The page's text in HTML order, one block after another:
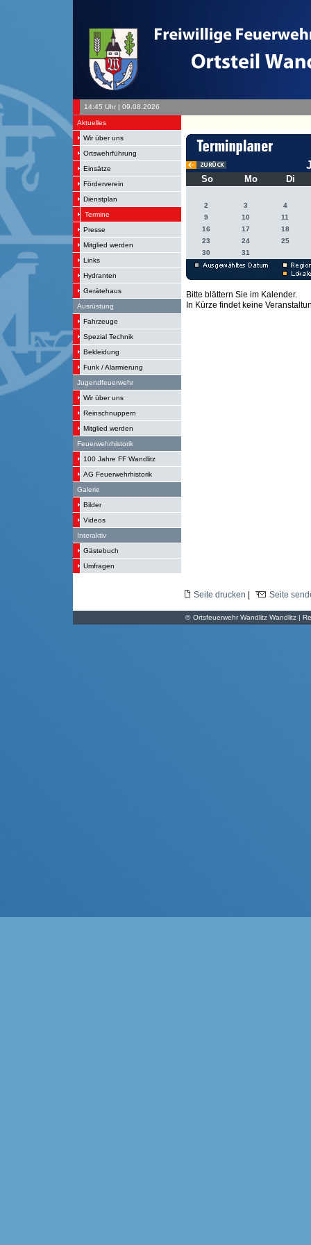
14:45 Uhr | 09.08.2026
Aktuelles
Wir über uns
Ortswehrführung
Einsätze
Förderverein
Dienstplan
Termine
Presse
Mitglied werden
Links
Hydranten
Gerätehaus
Ausrüstung
Fahrzeuge
Spezial Technik
Bekleidung
Funk / Alarmierung
Jugendfeuerwehr
Wir über uns
Reinschnuppern
Mitglied werden
Feuerwehrhistorik
100 Jahre FF Wandlitz
AG Feuerwehrhistorik
Galerie
Bilder
Videos
Interaktiv
Gästebuch
Umfragen
So Mo Di
2 3
4
9
10
11
16
17
18
23
24
25
30
31
Bitte blättern Sie im Kalender.
In Kürze findet keine
Seite drucken Seite
© Ortsfeuerwehr Wandlitz Wandlitz |